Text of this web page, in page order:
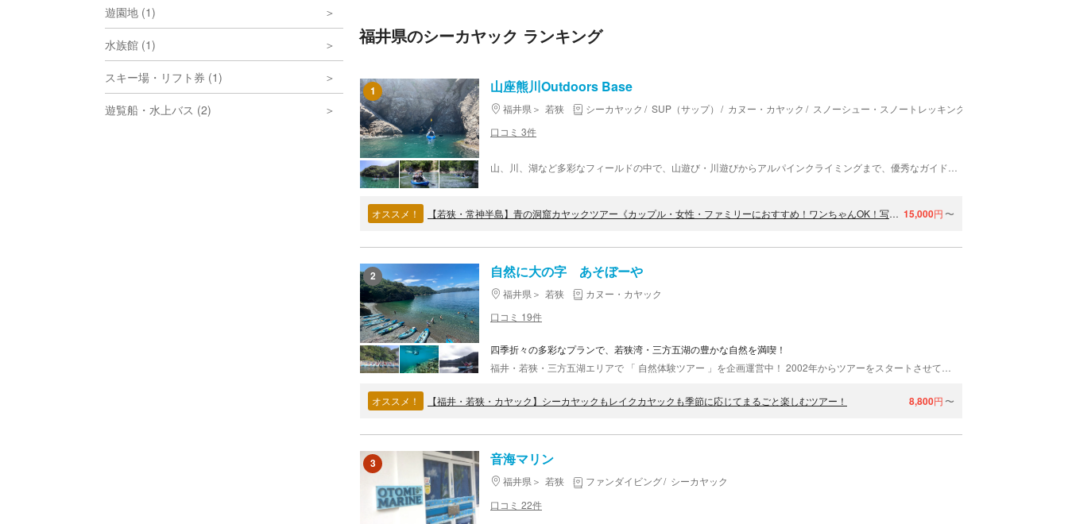
遊園地 (1)
水族館 (1)
スキー場・リフト券 (1)
遊覧船・水上バス (2)
福井県のシーカヤック ランキング
1 山座熊川Outdoors Base
福井県 若狭 シーカヤック SUP（サップ） カヌー・カヤック
スノーシュー・スノートレッキング
口コミ 3件
オススメ！ 【若狭・常神半島】青の洞窟カヤックツアー《カップル・女性・ファミリーにおすすめ！ワンちゃんOK！写真映え間違いなしの絶景スポット！》 15,000円 〜
2 自然に大の字 あそぼーや
福井県 若狭
カヌー・カヤック
口コミ 19件
四季折々の多彩なプランで、若狭湾・三方五湖の豊かな自然を満喫！
オススメ！ 【福井・若狭・カヤック】シーカヤックもレイクカヤックも季節に応じてまるごと楽しむツアー！ 8,800円 〜
3 音海マリン
福井県 若狭 ファンダイビング
シーカヤック
口コミ 22件